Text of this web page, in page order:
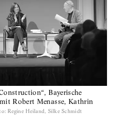
Bayerische
Robert Menasse, Kathrin
: Regine Heiland, Silke Schmidt